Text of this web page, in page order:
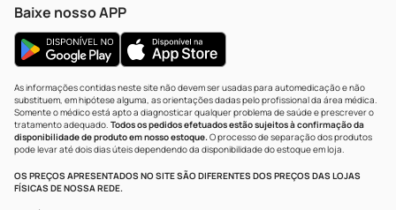
Baixe nosso APP
As informações contidas neste site não devem ser usadas para automedicação e não
substituem, em hipótese alguma, as orientações dadas pelo profissional da área médica.
Somente o médico está apto a diagnosticar qualquer problema de saúde e prescrever o
tratamento adequado. Todos os pedidos efetuados estão sujeitos à confirmação da
disponibilidade de produto em nosso estoque.O processo de separação dos produtos
pode levar até dois dias úteis dependendo da disponibilidade do estoque em loja.
OS PREÇOS APRESENTADOS NO SITE SÃO DIFERENTES DOS PREÇOS DAS LOJAS
FÍSICAS DE NOSSA REDE.